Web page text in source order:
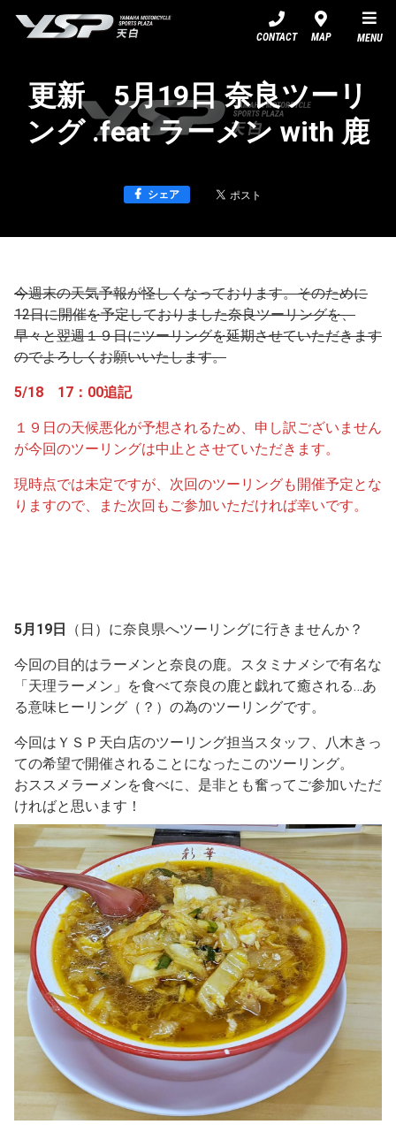
CONTACT MAP MENU
更新 5月19日 奈良ツーリ
ング .feat ラーメン with 鹿
シェア
今週末の天気予報が怪しくなっております。そのために
12日に開催を予定しておりました奈良ツーリングを、
早々と翌週１９日にツーリングを延期させていただきます
のでよろしくお願いいたします。
5/18 17：00追記
１９日の天候悪化が予想されるため、申し訳ございません
が今回のツーリングは中止とさせていただきます。
現時点では未定ですが、次回のツーリングも開催予定とな
りますので、また次回もご参加いただければ幸いです。
5月19日 （日）に奈良県へツーリングに行きませんか？
今回の目的はラーメンと奈良の鹿。スタミナメシで有名な
「天理ラーメン」を食べて奈良の鹿と戯れて癒される…あ
る意味ヒーリング（？）の為のツーリングです。
今回はＹＳＰ天白店のツーリング担当スタッフ、八木きっ
ての希望で開催されることになったこのツーリング。
おススメラーメンを食べに、是非とも奮ってご参加いただ
ければと思います！